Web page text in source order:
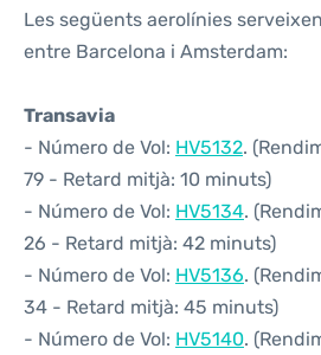
Les següents aerolínies
entre Barcelona i Amsterdam:
Transavia
- Número de Vol: HV5132.
79 - Retard mitjà: 10 minuts)
- Número de Vol: HV5134.
26 - Retard mitjà: 42 minuts)
- Número de Vol: HV5136.
34 - Retard mitjà: 45 minuts)
- Número de Vol: HV5140.